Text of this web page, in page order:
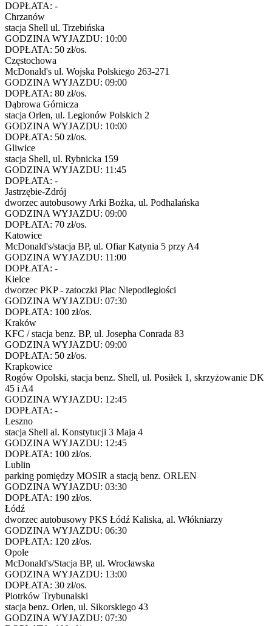
DOPŁATA: -
Chrzanów
stacja Shell ul. Trzebińska
GODZINA WYJAZDU: 10:00
DOPŁATA: 50 zł/os.
Częstochowa
McDonald's ul. Wojska Polskiego 263-271
GODZINA WYJAZDU: 09:00
DOPŁATA: 80 zł/os.
Dąbrowa Górnicza
stacja Orlen, ul. Legionów Polskich 2
GODZINA WYJAZDU: 10:00
DOPŁATA: 50 zł/os.
Gliwice
stacja Shell, ul. Rybnicka 159
GODZINA WYJAZDU: 11:45
DOPŁATA: -
Jastrzębie-Zdrój
dworzec autobusowy Arki Bożka, ul. Podhalańska
GODZINA WYJAZDU: 09:00
DOPŁATA: 70 zł/os.
Katowice
McDonald's/stacja BP, ul. Ofiar Katynia 5 przy A4
GODZINA WYJAZDU: 11:00
DOPŁATA: -
Kielce
dworzec PKP - zatoczki Plac Niepodległości
GODZINA WYJAZDU: 07:30
DOPŁATA: 100 zł/os.
Kraków
KFC / stacja benz. BP, ul. Josepha Conrada 83
GODZINA WYJAZDU: 09:00
DOPŁATA: 50 zł/os.
Krapkowice
Rogów Opolski, stacja benz. Shell, ul. Posiłek 1, skrzyżowanie DK
45 i A4
GODZINA WYJAZDU: 12:45
DOPŁATA: -
Leszno
stacja Shell al. Konstytucji 3 Maja 4
GODZINA WYJAZDU: 12:45
DOPŁATA: 100 zł/os.
Lublin
parking pomiędzy MOSIR a stacją benz. ORLEN
GODZINA WYJAZDU: 03:30
DOPŁATA: 190 zł/os.
Łódź
dworzec autobusowy PKS Łódź Kaliska, al. Włókniarzy
GODZINA WYJAZDU: 06:30
DOPŁATA: 120 zł/os.
Opole
McDonald's/Stacja BP, ul. Wrocławska
GODZINA WYJAZDU: 13:00
DOPŁATA: 30 zł/os.
Piotrków Trybunalski
stacja benz. Orlen, ul. Sikorskiego 43
GODZINA WYJAZDU: 07:30